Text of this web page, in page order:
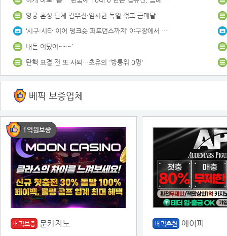
양궁 혼성 단체 김우진·임시현 독일 꺾고 금메달
‘시구·시타 이어 덩크슛 퍼포먼스까지’ 야구장에서 즐거운 추억 쌓은 KT 하윤기·문정현
내돈 어딨어~~~`
탄핵 표결 전 또 사퇴…초유의 '방통위 0명'
베픽 보증업체
1억원보증
베픽보증 문카지노 베픽추천 에이피